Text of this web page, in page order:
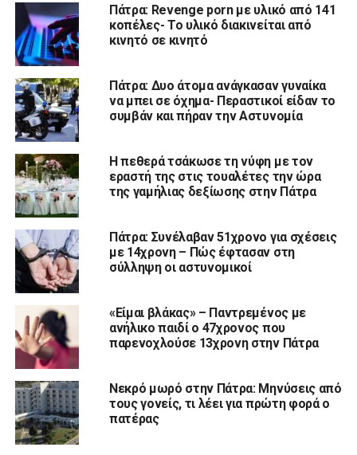
Πάτρα: Revenge porn με υλικό από 141
κοπέλες- Το υλικό διακινείται από
κινητό σε κινητό
Πάτρα: Δυο άτομα ανάγκασαν γυναίκα
να μπει σε όχημα- Περαστικοί είδαν το
συμβάν και πήραν την Αστυνομία
Η πεθερά τσάκωσε τη νύφη με τον
εραστή της στις τουαλέτες την ώρα
της γαμήλιας δεξίωσης στην Πάτρα
Πάτρα: Συνέλαβαν 51χρονο για σχέσεις
με 14χρονη – Πώς έφτασαν στη
σύλληψη οι αστυνομικοί
«Είμαι βλάκας» – Παντρεμένος με
ανήλικο παιδί ο 47χρονος που
παρενοχλούσε 13χρονη στην Πάτρα
Νεκρό μωρό στην Πάτρα: Μηνύσεις από
τους γονείς, τι λέει για πρώτη φορά ο
πατέρας